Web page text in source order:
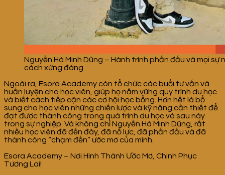
Nguyễn Hà Minh Dũng – Hành trình phấn đấu và mọi
cách xứng đáng
Ngoài ra, Esora Academy còn tổ chức các buổi tư vấn và
huấn luyện cho học viên, giúp họ nắm vững quy trình du học
và biết cách tiếp cận các cơ hội học bổng. Hơn hết là bổ
sung cho học viên những chiến lược và kỹ năng cần thiết để
đạt được thành công trong quá trình du học và sau này
trong sự nghiệp. Và không chỉ Nguyễn Hà Minh Dũng, rất
nhiều học viên đã đến đây, đã nỗ lực, đã phấn đầu và đã
thành công “chạm đến” ước mơ của mình.
Esora Academy – Nơi Hình Thành Ước Mơ, Chinh Phục
Tương Lai!